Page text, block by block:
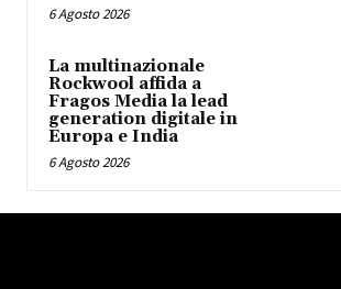
6 Agosto 2026
La multinazionale
Rockwool affida a
Fragos Media la lead
generation digitale in
Europa e India
6 Agosto 2026